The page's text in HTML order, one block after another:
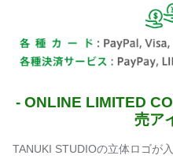
- ONLINE LIMITED
売ア
TANUKI STUDIOの立体ロゴが